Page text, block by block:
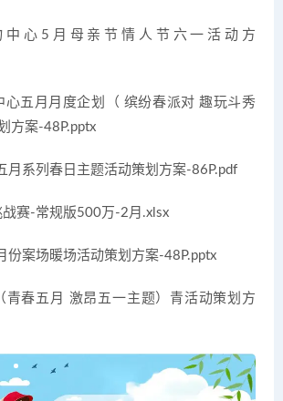
中心5月母亲节情人节六一活动方
心五月月度企划（ 缤纷春派对 趣玩斗秀
方案-48P.pptx
月系列春日主题活动策划方案-86P.pdf
赛-常规版500万-2月.xlsx
份案场暖场活动策划方案-48P.pptx
青春五月 激昂五一主题）青活动策划方